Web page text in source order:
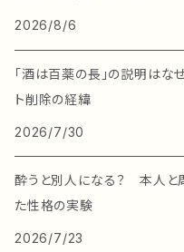
2026/8/6
「酒は百薬の長」の説明は
ト削除の経緯
2026/7/30
酔うと別人になる？ 本人と
た性格の実験
2026/7/23